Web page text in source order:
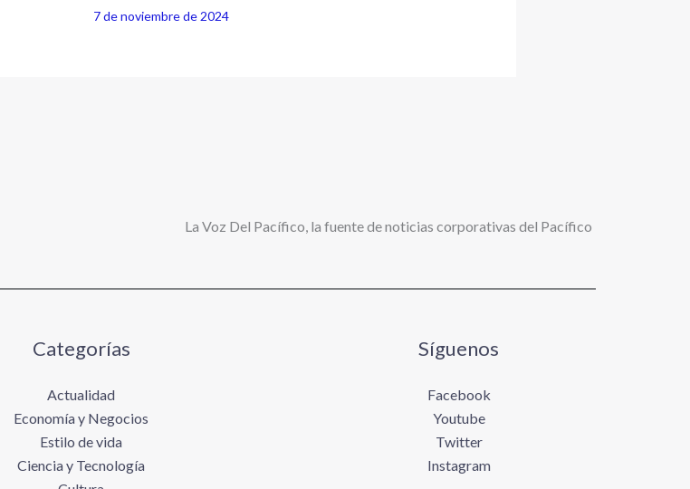
7 de noviembre de 2024
La Voz Del Pacífico, la fuente de noticias corporativas del Pacífico
Categorías
Actualidad
Economía y Negocios
Estilo de vida
Ciencia y Tecnología
Síguenos
Facebook
Youtube
Twitter
Instagram